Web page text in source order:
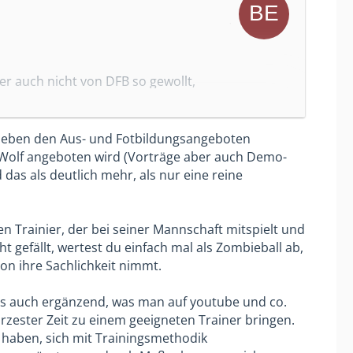
größer wird, so dass es
dass sie ihre C Lizenz machen,
Football Account machen, das
auf der Sportschule lernt. Und
wurde damals übrigens schon
auch nicht von DFB so gewollt,
meiner Meinung nach,
Trainer in die Vereine kommen
oder C Lizenz
ich damit sagen will es sind
hier keinen Zwingen nur die
hier hilft nur das Gespräch
gibt, nur weil es keine
scheitert: Die angeblichen
den Aus- und Fotbildungsangeboten
angeboten wird (Vorträge aber auch Demo-
als deutlich mehr, als nur eine reine
Trainier, der bei seiner Mannschaft mitspielt und
gefällt, wertest du einfach mal als Zombieball ab,
ihre Sachlichkeit nimmt.
auch ergänzend, was man auf youtube und co.
Zeit zu einem geeigneten Trainer bringen.
sich mit Trainingsmethodik